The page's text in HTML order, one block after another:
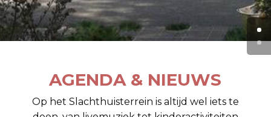
AGENDA & NIEUWS
Op het Slachthuisterrein is altijd wel iets te